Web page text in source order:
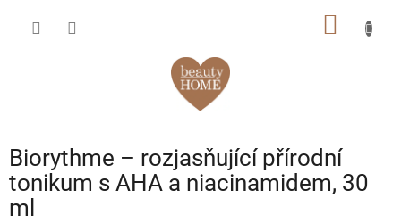
Biorythme – rozjasňující přírodní
tonikum s AHA a niacinamidem, 30
ml